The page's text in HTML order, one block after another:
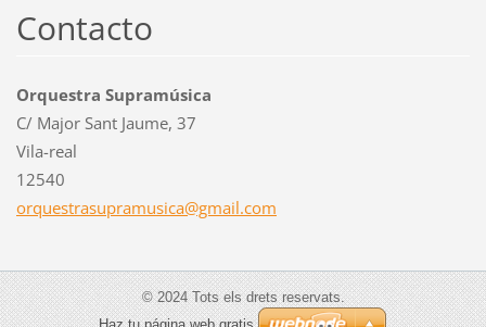
Contacto
Orquestra Supramúsica
C/ Major Sant Jaume, 37
Vila-real
12540
orquestrasupramusica@gmail.com
© 2024 Tots els drets reservats.